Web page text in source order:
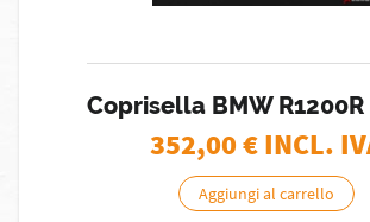
Coprisella BMW R1200R
352,00€ INCL.
Aggiungi al carrello